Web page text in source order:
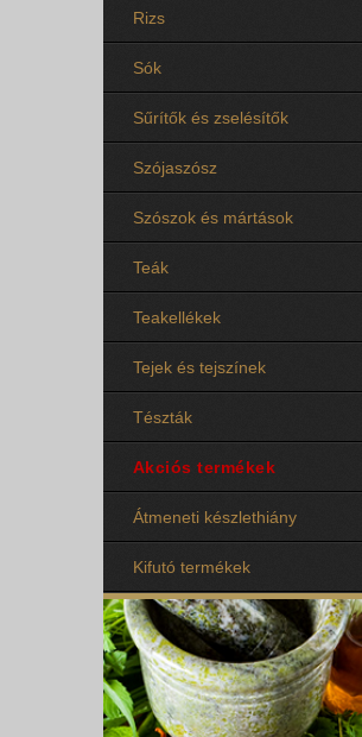
Rizs
Sók
Sűrítők és zselésítők
Szójaszósz
Szószok és mártások
Teák
Teakellékek
Tejek és tejszínek
Tészták
Akciós termékek
Átmeneti készlethiány
Kifutó termékek